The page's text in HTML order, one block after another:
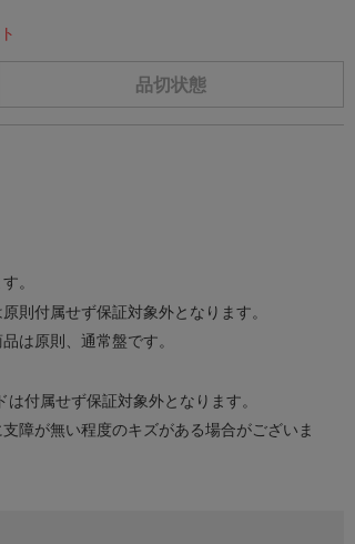
品切状態
。
則付属せず保証対象外となります。
は原則、通常盤です。
付属せず保証対象外となります。
障が無い程度のキズがある場合がございま